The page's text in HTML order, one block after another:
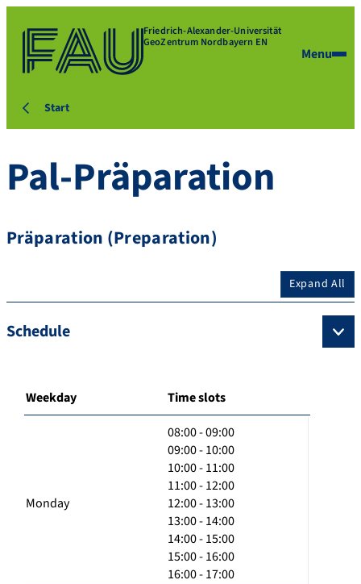
Friedrich-Alexander-Universität
GeoZentrum Nordbayern EN
Menu
Start
Pal-Präparation
Präparation (Preparation)
Expand All
Schedule
Weekday Time slots
Monday
08:00 - 09:00
09:00 - 10:00
10:00 - 11:00
11:00 - 12:00
12:00 - 13:00
13:00 - 14:00
14:00 - 15:00
15:00 - 16:00
16:00 - 17:00